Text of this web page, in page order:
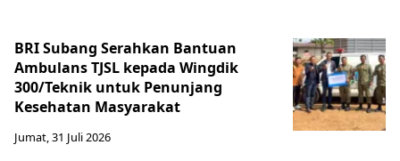
BRI Subang Serahkan Bantuan
Ambulans TJSL kepada Wingdik
300/Teknik untuk Penunjang
Kesehatan Masyarakat ​
Jumat, 31 Juli 2026